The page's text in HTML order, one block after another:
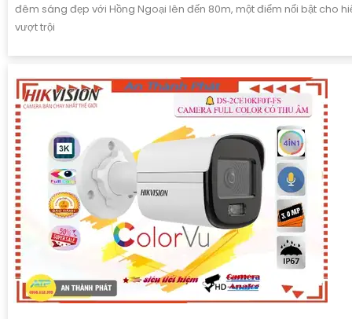
đêm sáng đẹp với Hồng Ngoại lên đến 80m, một điểm nổi bật cho
vượt trội